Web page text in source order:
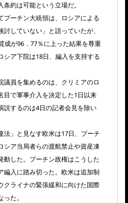
約は可能という立場だ。
ーチン大統領は、ロシアによる
していない」と語っていたが、
成が96．77％に上った結果を尊重
シア下院は18日、編入を支持する
員を集めるのは、クリミアのロ
目で軍事介入を決定した1日以来
説するのは4日の記者会見を除い
」と見なす欧米は17日、プーチ
シア当局者らの渡航禁止や資産凍
動した。プーチン政権はこうした
編入に踏み切った。欧米は追加制
クライナの緊張緩和に向けた国際
た。